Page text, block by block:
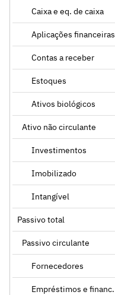
Caixa e eq. de caixa
Aplicações financeiras
Contas a receber
Estoques
Ativos biológicos
Ativo não circulante
Investimentos
Imobilizado
Intangível
Passivo total
Passivo circulante
Fornecedores
Empréstimos e financ.